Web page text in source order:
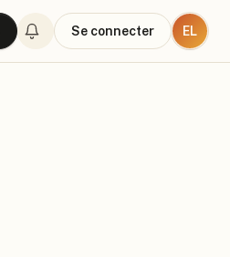
Se connecter EL